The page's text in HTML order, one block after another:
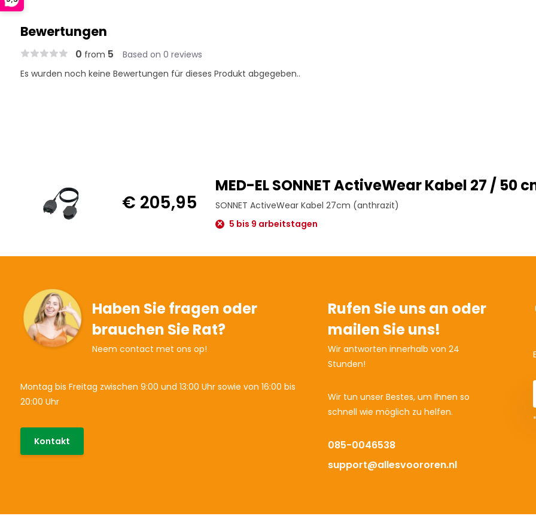
Bewertungen
0 from 5 Based on 0 reviews
Es wurden noch keine Bewertungen für dieses Produkt abgegeben..
€ 205,95
MED-EL SONNET ActiveWear Kabel 27 / 50
SONNET ActiveWear Kabel 27cm (anthrazit)
5 bis 9 arbeitstagen
Haben Sie fragen oder
brauchen Sie Rat?
Neem contact met ons op!
Montag bis Freitag zwischen 9:00 und 13:00 Uhr sowie von 16:00 bis
20:00 Uhr
Kontakt
Rufen Sie uns an oder
mailen Sie uns!
Wir antworten innerhalb von 24
Stunden!
Wir tun unser Bestes, um Ihnen so
schnell wie möglich zu helfen.
085-0046538
support@allesvoororen.nl